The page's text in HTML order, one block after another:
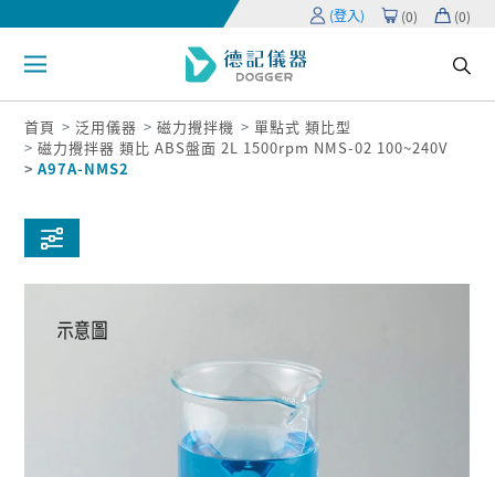
(登入) (0) (0)
首頁 泛用儀器 磁力攪拌機
單點式 類比型
磁力攪拌器 類比 ABS盤面 2L 1500rpm NMS-02 100~240V
A97A-NMS2